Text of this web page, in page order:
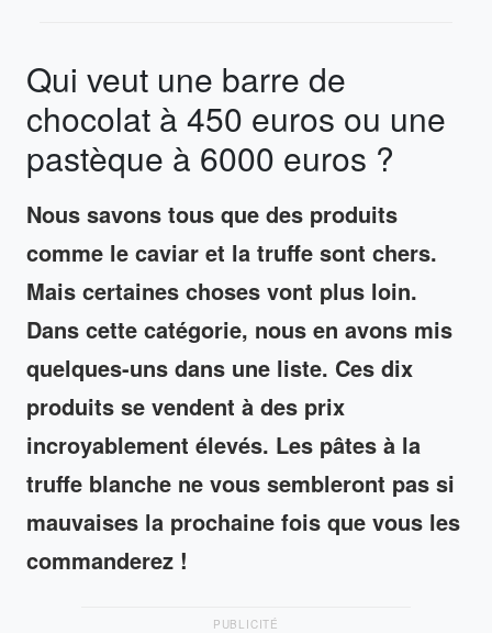
Qui veut une barre de
chocolat à 450 euros ou une
pastèque à 6000 euros ?
Nous savons tous que des produits
comme le caviar et la truffe sont chers.
Mais certaines choses vont plus loin.
Dans cette catégorie, nous en avons mis
quelques-uns dans une liste. Ces dix
produits se vendent à des prix
incroyablement élevés. Les pâtes à la
truffe blanche ne vous sembleront pas si
mauvaises la prochaine fois que vous les
commanderez !
PUBLICITÉ